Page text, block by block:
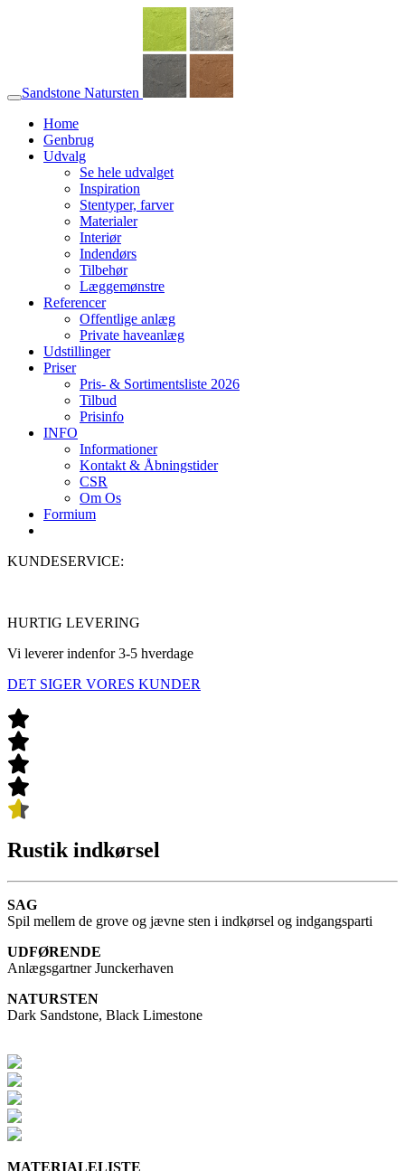
Sandstone Natursten
Home
Genbrug
Udvalg
Se hele udvalget
Inspiration
Stentyper, farver
Materialer
Interiør
Indendørs
Tilbehør
Læggemønstre
Referencer
Offentlige anlæg
Private haveanlæg
Udstillinger
Priser
Pris- & Sortimentsliste 2026
Tilbud
Prisinfo
INFO
Informationer
Kontakt & Åbningstider
CSR
Om Os
Formium
KUNDESERVICE:
HURTIG LEVERING
Vi leverer indenfor 3-5 hverdage
DET SIGER VORES KUNDER
Rustik indkørsel
SAG
Spil mellem de grove og jævne sten i indkørsel og indgangsparti
UDFØRENDE
Anlægsgartner Junckerhaven
NATURSTEN
Dark Sandstone, Black Limestone
MATERIALELISTE